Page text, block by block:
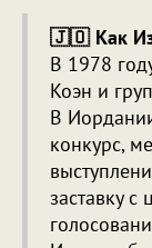
🇯🇴 Как
В 1978
Коэн и
В
конкурс,
заставку с